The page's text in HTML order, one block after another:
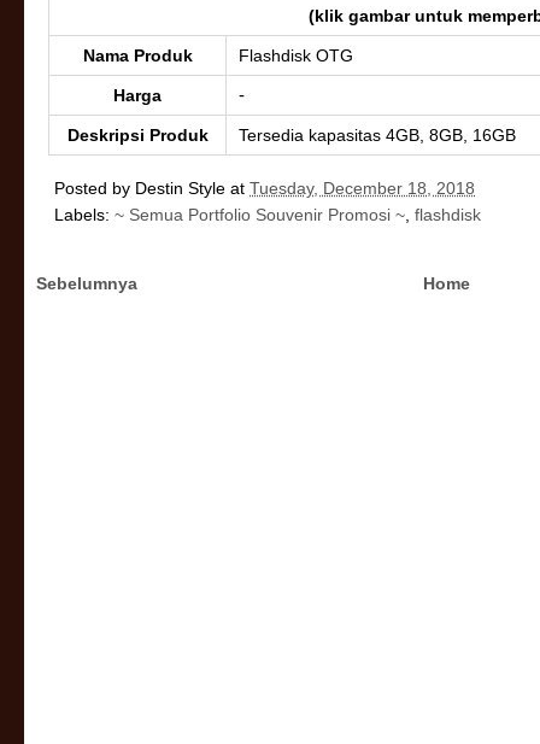
(klik gambar untuk
Nama Produk Flashdisk OTG
Harga -
Deskripsi Produk Tersedia kapasitas 4GB, 8GB, 16GB
Posted by Destin Style at Tuesday, December 18, 2018
Labels: ~ Semua Portfolio Souvenir Promosi ~ flashdisk
Sebelumnya Home